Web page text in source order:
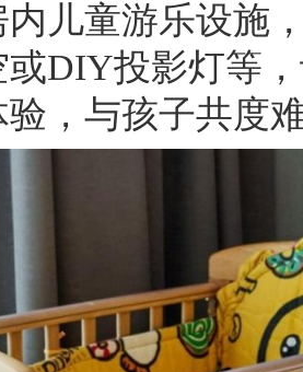
儿童游乐设施
DIY投影灯等
，与孩子共度